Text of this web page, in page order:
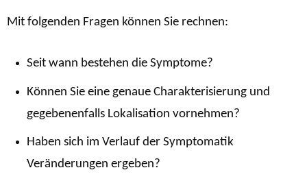
Mit folgenden Fragen können Sie rechnen:
Seit wann bestehen die Symptome?
Können Sie eine genaue Charakterisierung und
gegebenenfalls Lokalisation vornehmen?
Haben sich im Verlauf der Symptomatik
Veränderungen ergeben?